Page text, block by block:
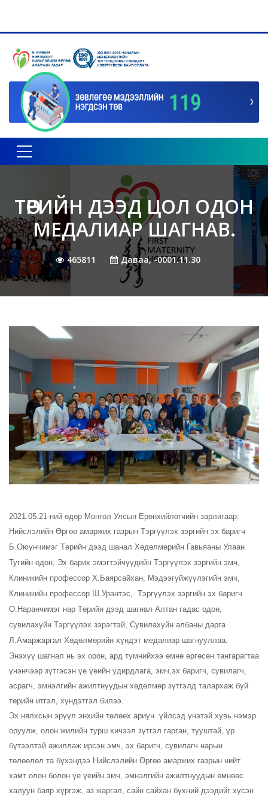
Toggle navigation
ТӨРИЙН ДЭЭД ЦОЛ ОДОН
МЕДАЛИАР ШАГНАВ.
465811 Даваа, -0001.11.30
2021.05.21-ний өдөр Монгол Улсын Ерөнхийлөгчийн зарлигаар:
Нийслэлийн Өргөө амаржих газрын Тэргүүлэх зэргийн эх баригч
Б.Оюунчимэг Төрийн дээд шанал Хөдөлмөрийн Гавьяаны Улаан
Тугийн одон, Эх барих эмэгтэйчүүдийн Тэргүүлэх зэргийн эмч,
Клиникийн профессор Х.Баярсайхан, Мэдээгүйжүүлэгийн эмч,
Клиникийн профессор Ш.Урантэс, Тэргүүлэх зэргийн эх баригч
О.Наранчимэг нар Төрийн дээд шагнал Алтан гадас одон,
сувилахуйн Тэргүүлэх зэрэгтэй, Сувилахуйн албаны дарга
Л.Амаржаргал Хөдөлмөрийн хүндэт медалиар шагнууллаа.
Энэхүү шагнал нь эх орон, ард түмнийхээ өмнө өргөсөн тангарагтаа
үнэнчээр зүтгэсэн үе үеийн удирдлага, эмч,эх баригч, сувилагч,
асрагч, эмнэлгийн ажилтнуудын хөдөлмөр зүтгэлд талархаж буй
төрийн итгэл, хүндэтгэл билээ.
Эх нялхсын эрүүл энхийн төлөөх ариун үйлсэд үнэтэй хувь нэмэр
оруулж, олон жилийн турш хичээл зүтгэл гарган, тууштай, үр
бүтээлтэй ажиллаж ирсэн эмч, эх баригч, сувилагч нарын
төлөөлөл та бүхэндээ Нийслэлийн Өргөө амаржих газрын нийт
хамт олон болон үе үеийн эмч, эмнэлгийн ажилтнуудын өмнөөс
халуун баяр хүргэж, аз жаргал, сайн сайхан бүхний дээдийг хүсэн